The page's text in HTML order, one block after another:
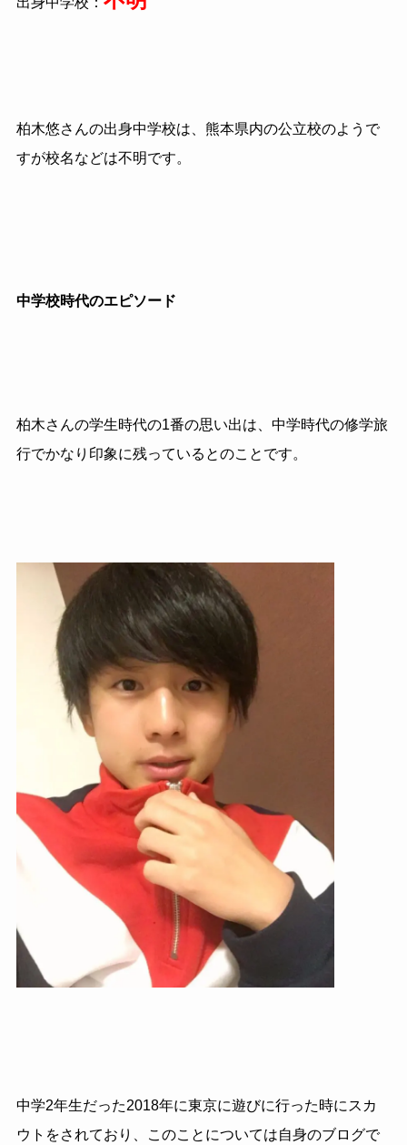
柏木悠さんの出身中学校は、熊本県内の公立校のようで
すが校名などは不明です。
中学校時代のエピソード
柏木さんの学生時代の1番の思い出は、中学時代の修学旅
行でかなり印象に残っているとのことです。
中学2年生だった2018年に東京に遊びに行った時にスカ
ウトをされており、このことについては自身のブログで